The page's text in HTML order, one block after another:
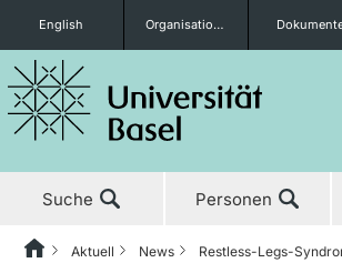
Studieninteressierte
English Organisationseinheiten
Suche Personen
HomeZurückAktuell News Restless-Legs-